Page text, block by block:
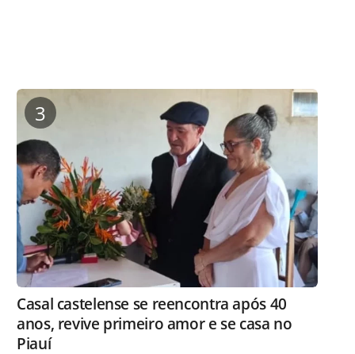
3
Casal castelense se reencontra após 40
anos, revive primeiro amor e se casa no
Piauí